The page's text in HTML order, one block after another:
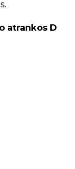
atrankos D